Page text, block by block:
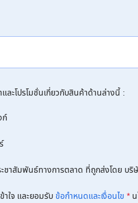
ละโปรโมชั่นเกี่ยวกับสินค้าด้านล่างนี้ :
ชาสัมพันธ์ทางการตลาด ที่ถูกส่งโดย บริ
าใจ และยอมรับข้อกำหนดและเงื่อนไข *